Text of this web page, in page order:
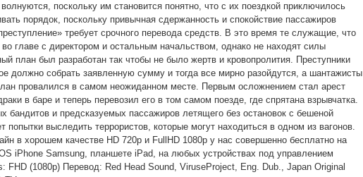
поскольку им становится понятно, что с их поездкой приключилось
порядок, поскольку привычная сдержанность и спокойствие пассажиров
требует срочного перевода средств. В это время те служащие, что
главе с директором и остальным начальством, однако не находят силы
план был разработан так чтобы не было жертв и кровопролития. Преступники
должно собрать заявленную сумму и тогда все мирно разойдутся, а шантажисты
провалился в самом неожиданном месте. Первым осложнением стал арест
в баре и теперь перевозил его в том самом поезде, где спрятана взрывчатка.
бандитов и предсказуемых пассажиров летящего без остановок с бешеной
выследить террористов, которые могут находиться в одном из вагонов.
в хорошем качестве HD 720p и FullHD 1080p у нас совершенно бесплатно на
iPhone Samsung, планшете iPad, на любых устройствах под управлением
FHD (1080p) Перевод: Red Head Sound, ViruseProject, Eng. Dub., Japan Original